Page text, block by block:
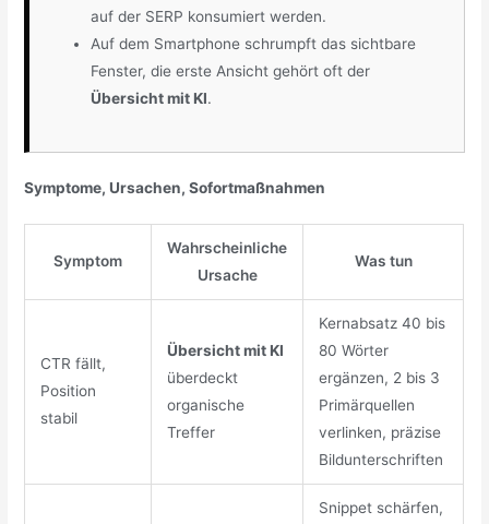
auf der SERP konsumiert werden.
Auf dem Smartphone schrumpft das sichtbare
Fenster, die erste Ansicht gehört oft der
Übersicht mit KI.
Symptome, Ursachen, Sofortmaßnahmen
Symptom
Wahrscheinliche
Ursache
Was tun
CTR fällt,
Position
stabil
Übersicht mit KI
überdeckt
organische
Treffer
Kernabsatz 40 bis
80 Wörter
ergänzen, 2 bis 3
Primärquellen
verlinken, präzise
Bildunterschriften
Snippet schärfen,